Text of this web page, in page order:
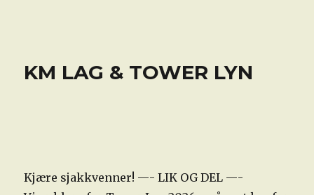
KM LAG & TOWER LYN
Kjære sjakkvenner! —- LIK OG DEL —-